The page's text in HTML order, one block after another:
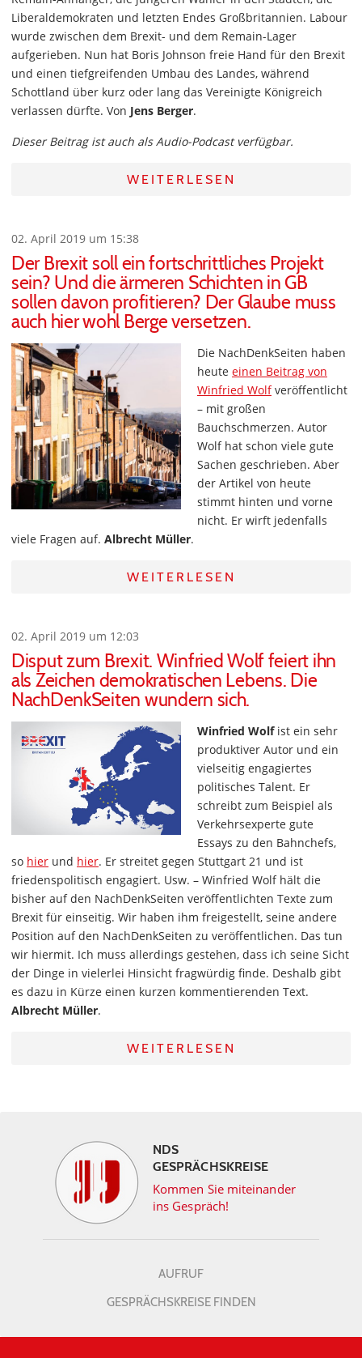
Liberaldemokraten und letzten Endes Großbritannien. Labour
wurde zwischen dem Brexit- und dem Remain-Lager
aufgerieben. Nun hat Boris Johnson freie Hand für den Brexit
und einen tiefgreifenden Umbau des Landes, während
Schottland über kurz oder lang das Vereinigte Königreich
verlassen dürfte. Von Jens Berger.
Dieser Beitrag ist auch als Audio-Podcast verfügbar.
WEITERLESEN
02. April 2019 um 15:38
Der Brexit soll ein fortschrittliches Projekt
sein? Und die ärmeren Schichten in GB
sollen davon profitieren? Der Glaube muss
auch hier wohl Berge versetzen.
Die NachDenkSeiten haben
heute einen Beitrag von
Winfried Wolfveröffentlicht
– mit großen
Bauchschmerzen. Autor
Wolf hat schon viele gute
Sachen geschrieben. Aber
der Artikel von heute
stimmt hinten und vorne
nicht. Er wirft jedenfalls
viele Fragen auf. Albrecht Müller.
WEITERLESEN
02. April 2019 um 12:03
Disput zum Brexit. Winfried Wolf feiert ihn
als Zeichen demokratischen Lebens. Die
NachDenkSeiten wundern sich.
Winfried Wolfist ein sehr
produktiver Autor und ein
vielseitig engagiertes
politisches Talent. Er
schreibt zum Beispiel als
Verkehrsexperte gute
Essays zu den Bahnchefs,
so hier und hier. Er streitet gegen Stuttgart 21 und ist
friedenspolitisch engagiert. Usw. – Winfried Wolf hält die
bisher auf den NachDenkSeiten veröffentlichten Texte zum
Brexit für einseitig. Wir haben ihm freigestellt, seine andere
Position auf den NachDenkSeiten zu veröffentlichen. Das tun
wir hiermit. Ich muss allerdings gestehen, dass ich seine Sicht
der Dinge in vielerlei Hinsicht fragwürdig finde. Deshalb gibt
es dazu in Kürze einen kurzen kommentierenden Text.
Albrecht Müller.
WEITERLESEN
NDS
GESPRÄCHSKREISE
Kommen Sie miteinander
ins Gespräch!
AUFRUF
GESPRÄCHSKREISE FINDEN